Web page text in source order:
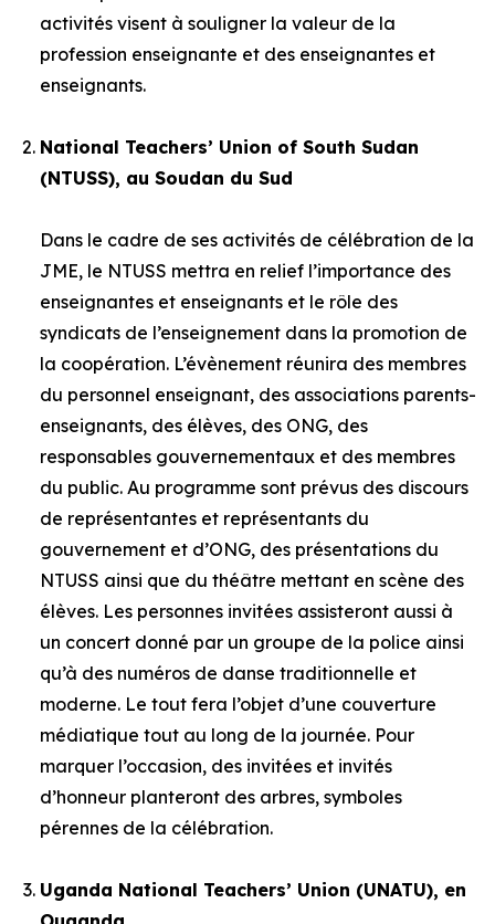
activités visent à souligner la valeur de la
profession enseignante et des enseignantes et
enseignants.
National Teachers’ Union of South Sudan
(NTUSS), au Soudan du Sud
Dans le cadre de ses activités de célébration de la
JME, le NTUSS mettra en relief l’importance des
enseignantes et enseignants et le rôle des
syndicats de l’enseignement dans la promotion de
la coopération. L’évènement réunira des membres
du personnel enseignant, des associations parents-
enseignants, des élèves, des ONG, des
responsables gouvernementaux et des membres
du public. Au programme sont prévus des discours
de représentantes et représentants du
gouvernement et d’ONG, des présentations du
NTUSS ainsi que du théâtre mettant en scène des
élèves. Les personnes invitées assisteront aussi à
un concert donné par un groupe de la police ainsi
qu’à des numéros de danse traditionnelle et
moderne. Le tout fera l’objet d’une couverture
médiatique tout au long de la journée. Pour
marquer l’occasion, des invitées et invités
d’honneur planteront des arbres, symboles
pérennes de la célébration.
Uganda National Teachers’ Union (UNATU), en